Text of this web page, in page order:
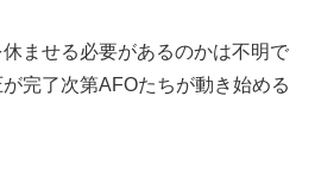
ませる必要があるのかは不明で
完了次第AFOたちが動き始める